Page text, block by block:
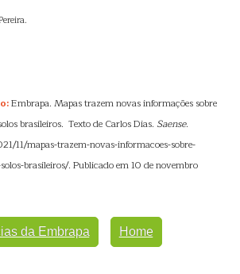
Embrapa. Mapas trazem novas informações sobre
brasileiros. Texto de Carlos Dias. Saense.
11/mapas-trazem-novas-informacoes-sobre-
brasileiros/. Publicado em 10 de novembro
da Embrapa Home